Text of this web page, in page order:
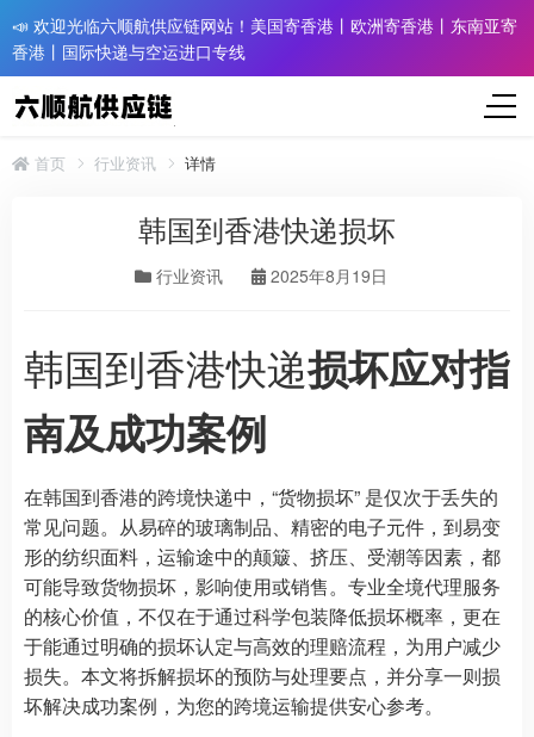
📣 欢迎光临六顺航供应链网站！美国寄香港丨欧洲寄香港丨东南亚寄
香港丨国际快递与空运进口专线
首页 行业资讯 详情
韩国到香港快递损坏
行业资讯 2025年8月19日
韩国到香港快递损坏应对指
南及成功案例
在韩国到香港的跨境快递中，“货物损坏” 是仅次于丢失的
常见问题。从易碎的玻璃制品、精密的电子元件，到易变
形的纺织面料，运输途中的颠簸、挤压、受潮等因素，都
可能导致货物损坏，影响使用或销售。专业全境代理服务
的核心价值，不仅在于通过科学包装降低损坏概率，更在
于能通过明确的损坏认定与高效的理赔流程，为用户减少
损失。本文将拆解损坏的预防与处理要点，并分享一则损
坏解决成功案例，为您的跨境运输提供安心参考。